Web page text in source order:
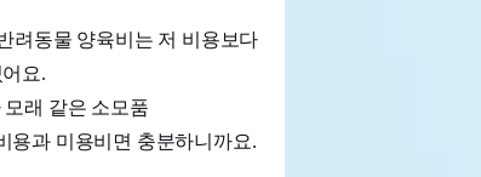
려동물 양육비는 저 비용보다
요.
래 같은 소모품
용과 미용비면 충분하니까요.